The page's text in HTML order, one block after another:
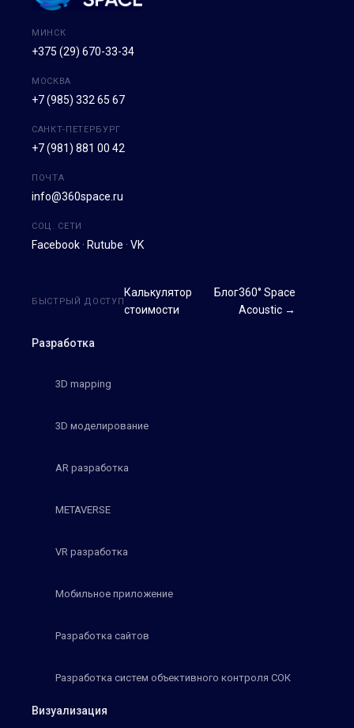
МИНСК
+375 (29) 670-33-34
МОСКВА
+7 (985) 332 65 67
САНКТ-ПЕТЕРБУРГ
+7 (981) 881 00 42
ПОЧТА
info@360space.ru
СОЦ. СЕТИ
Facebook · Rutube · VK
Разработка
3D mapping
3D моделирование
AR разработка
METAVERSE
VR разработка
Мобильное приложение
Разработка сайтов
Разработка систем объективного контроля СОК
Визуализация
БЫСТРЫЙ ДОСТУП
Калькулятор
стоимости
Блог360° Space
Acoustic →